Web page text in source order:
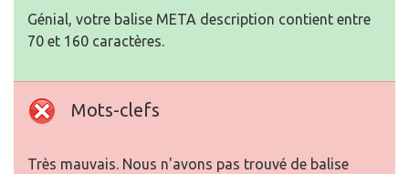
Génial, votre balise META description contient entre
70 et 160 caractères.
Mots-clefs
Très mauvais. Nous n'avons pas trouvé de balise